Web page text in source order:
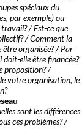
spéciaux du
par exemple) ou
/ Est-ce que
/ Comment la
organisée? / Par
elle être financée?
proposition? /
votre organisation, le
sont les différences
ces problèmes? /